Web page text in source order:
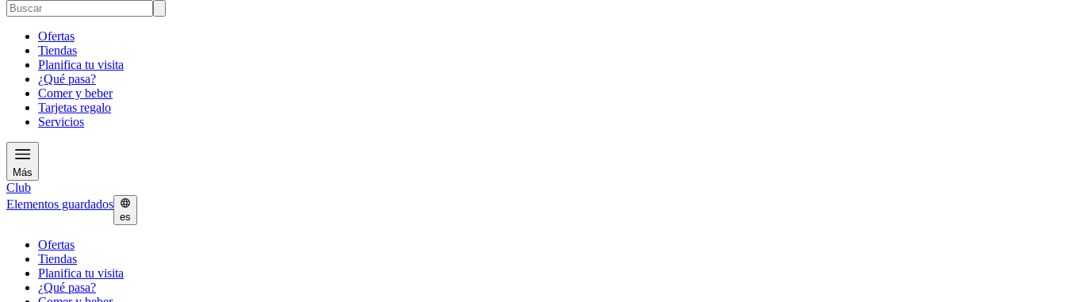
Ofertas
Tiendas
Planifica tu visita
¿Qué pasa?
Comer y beber
Tarjetas regalo
Servicios
Más
Club
Elementos guardados
es
Ofertas
Tiendas
Planifica tu visita
¿Qué pasa?